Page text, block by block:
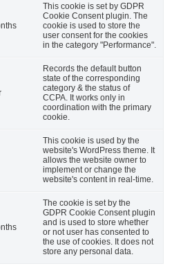
This cookie is set by GDPR
Cookie Consent plugin. The
cookie is used to store the
user consent for the cookies
in the category "Performance".
Records the default button
state of the corresponding
category & the status of
CCPA. It works only in
coordination with the primary
cookie.
This cookie is used by the
website's WordPress theme. It
allows the website owner to
implement or change the
website's content in real-time.
The cookie is set by the
GDPR Cookie Consent plugin
and is used to store whether
or not user has consented to
the use of cookies. It does not
store any personal data.